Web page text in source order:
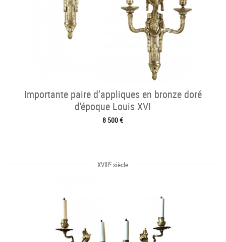
Importante paire d’appliques en bronze doré
d'époque Louis XVI
8 500 €
XVIIIe siècle